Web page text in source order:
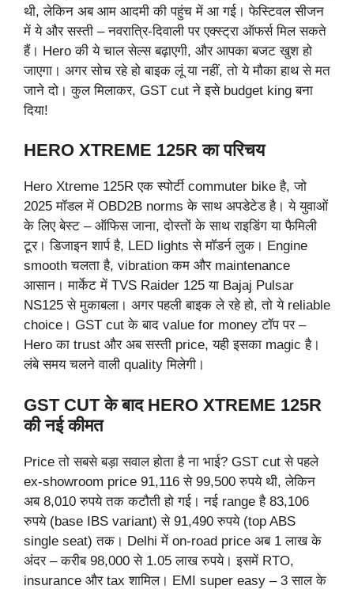
थी, लेकिन अब आम आदमी की पहुंच में आ गई। फेस्टिवल सीजन
में ये और सस्ती – नवरात्रि-दिवाली पर एक्स्ट्रा ऑफर्स मिल सकते
हैं। Hero की ये चाल सेल्स बढ़ाएगी, और आपका बजट खुश हो
जाएगा। अगर सोच रहे हो बाइक लूं या नहीं, तो ये मौका हाथ से मत
जाने दो। कुल मिलाकर, GST cut ने इसे budget king बना
दिया!
HERO XTREME 125R का परिचय
Hero Xtreme 125R एक स्पोर्टी commuter bike है, जो
2025 मॉडल में OBD2B norms के साथ अपडेटेड है। ये युवाओं
के लिए बेस्ट – ऑफिस जाना, दोस्तों के साथ राइडिंग या फैमिली
टूर। डिजाइन शार्प है, LED lights से मॉडर्न लुक। Engine
smooth चलता है, vibration कम और maintenance
आसान। मार्केट में TVS Raider 125 या Bajaj Pulsar
NS125 से मुकाबला। अगर पहली बाइक ले रहे हो, तो ये reliable
choice। GST cut के बाद value for money टॉप पर –
Hero का trust और अब सस्ती price, यही इसका magic है।
लंबे समय चलने वाली quality मिलेगी।
GST CUT के बाद HERO XTREME 125R
की नई कीमत
Price तो सबसे बड़ा सवाल होता है ना भाई? GST cut से पहले
ex-showroom price 91,116 से 99,500 रुपये थी, लेकिन
अब 8,010 रुपये तक कटौती हो गई। नई range है 83,106
रुपये (base IBS variant) से 91,490 रुपये (top ABS
single seat) तक। Delhi में on-road price अब 1 लाख के
अंदर – करीब 98,000 से 1.05 लाख रुपये। इसमें RTO,
insurance और tax शामिल। EMI super easy – 3 साल के